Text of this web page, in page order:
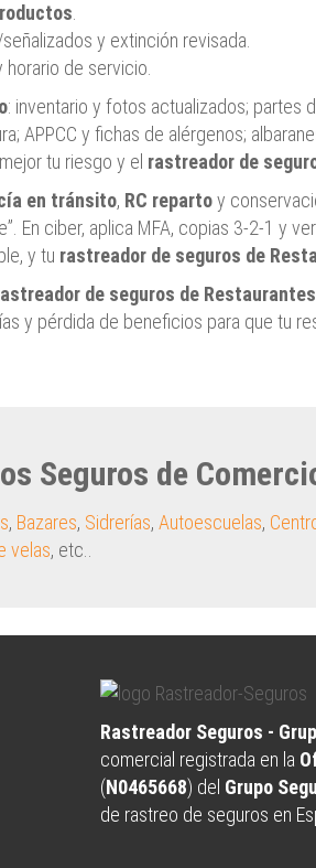
y extinción revisada.
de servicio.
: inventario y fotos actualizados; partes
APPCC y fichas de alérgenos;
tu riesgo y el rastreador de
en tránsito, RC repartoy
En ciber, aplica MFA, copias 3‑2‑1 y
y tu rastreador de seguros de
de seguros de Restaurantes
y pérdida de beneficios para que tu
Seguros de
, Bazares, Sidrerías, Autoescuelas,
velas, etc..
Rastreador Seguros -
comercial registrada en la
(N0465668) del Grupo
de rastreo de seguros en